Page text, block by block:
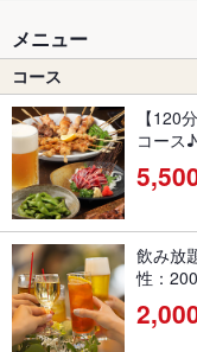
メニュー
コース
【120
コース♪
飲み放
性：